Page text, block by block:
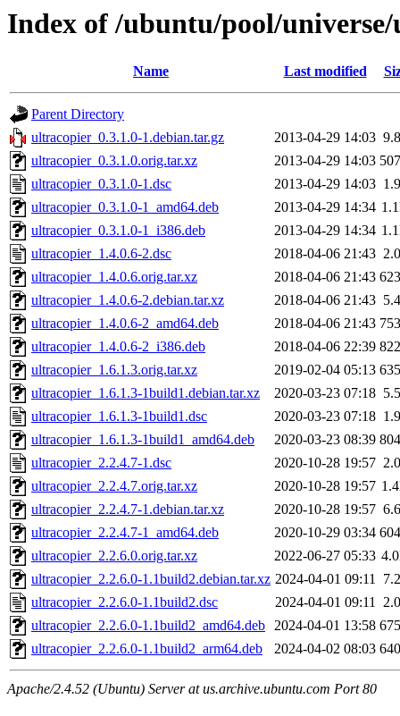
Index of /ubuntu/pool/
Name Last modified
Parent Directory
ultracopier_0.3.1.0-1.debian.tar.gz
2013-04-29 14:03
ultracopier_0.3.1.0.orig.tar.xz
2013-04-29 14:03
ultracopier_0.3.1.0-1.dsc
2013-04-29 14:03
ultracopier_0.3.1.0-1_amd64.deb
2013-04-29 14:34
ultracopier_0.3.1.0-1_i386.deb
2013-04-29 14:34
ultracopier_1.4.0.6-2.dsc
2018-04-06 21:43
ultracopier_1.4.0.6.orig.tar.xz
2018-04-06 21:43
ultracopier_1.4.0.6-2.debian.tar.xz
2018-04-06 21:43
ultracopier_1.4.0.6-2_amd64.deb
2018-04-06 21:43
ultracopier_1.4.0.6-2_i386.deb
2018-04-06 22:39
ultracopier_1.6.1.3.orig.tar.xz
2019-02-04 05:13
ultracopier_1.6.1.3-1build1.debian.tar.xz
2020-03-23 07:18
ultracopier_1.6.1.3-1build1.dsc
2020-03-23 07:18
ultracopier_1.6.1.3-1build1_amd64.deb
2020-03-23 08:39
ultracopier_2.2.4.7-1.dsc
2020-10-28 19:57
ultracopier_2.2.4.7.orig.tar.xz
2020-10-28 19:57
ultracopier_2.2.4.7-1.debian.tar.xz
2020-10-28 19:57
ultracopier_2.2.4.7-1_amd64.deb
2020-10-29 03:34
ultracopier_2.2.6.0.orig.tar.xz
2022-06-27 05:33
ultracopier_2.2.6.0-1.1build2.debian.tar.xz 2024-04-01 09:11
ultracopier_2.2.6.0-1.1build2.dsc
2024-04-01 09:11
ultracopier_2.2.6.0-1.1build2_amd64.deb 2024-04-01 13:58
ultracopier_2.2.6.0-1.1build2_arm64.deb
2024-04-02 08:03
Apache/2.4.52 (Ubuntu) Server at us.archive.ubuntu.com Port 80